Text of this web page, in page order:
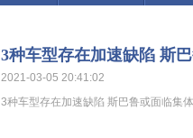
3种车型存在加速缺陷 斯
2021-03-05 20:41:02
3种车型存在加速缺陷 斯巴鲁或面临集